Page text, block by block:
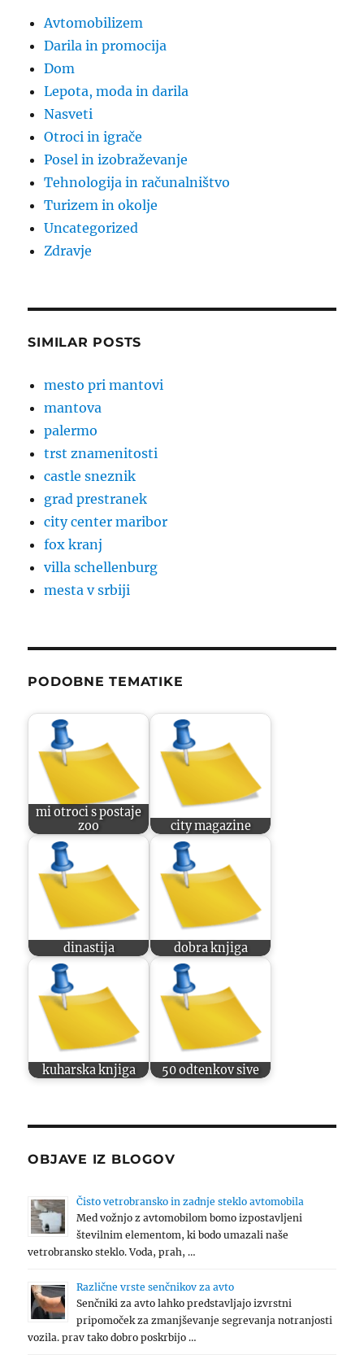
Avtomobilizem
Darila in promocija
Dom
Lepota, moda in darila
Nasveti
Otroci in igrače
Posel in izobraževanje
Tehnologija in računalništvo
Turizem in okolje
Uncategorized
Zdravje
SIMILAR POSTS
mesto pri mantovi
mantova
palermo
trst znamenitosti
castle sneznik
grad prestranek
city center maribor
fox kranj
villa schellenburg
mesta v srbiji
PODOBNE TEMATIKE
mi otroci s postaje
zoo
city magazine
dinastija dobra knjiga
kuharska knjiga 50 odtenkov sive
OBJAVE IZ BLOGOV
Čisto vetrobransko in zadnje steklo avtomobila
Med vožnjo z avtomobilom bomo izpostavljeni
številnim elementom, ki bodo umazali naše
vetrobransko steklo. Voda, prah, …
Različne vrste senčnikov za avto
Senčniki za avto lahko predstavljajo izvrstni
pripomoček za zmanjševanje segrevanja notranjosti
vozila. prav tako dobro poskrbijo …